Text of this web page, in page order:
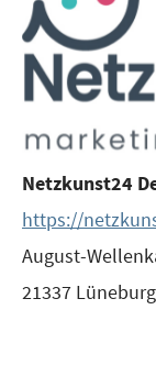
Netzkunst24
https://
August-
21337 Lüne­burg